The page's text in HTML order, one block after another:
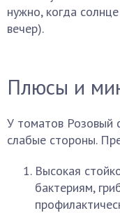
нужно, когда
вечер).
Плюсы и
У томатов Розовый
слабые стороны.
Высокая
бактериям,